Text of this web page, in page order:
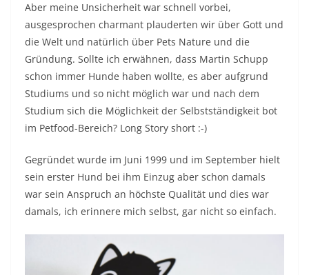
Aber meine Unsicherheit war schnell vorbei,
ausgesprochen charmant plauderten wir über Gott und
die Welt und natürlich über Pets Nature und die
Gründung. Sollte ich erwähnen, dass Martin Schupp
schon immer Hunde haben wollte, es aber aufgrund
Studiums und so nicht möglich war und nach dem
Studium sich die Möglichkeit der Selbstständigkeit bot
im Petfood-Bereich? Long Story short :-)
Gegründet wurde im Juni 1999 und im September hielt
sein erster Hund bei ihm Einzug aber schon damals
war sein Anspruch an höchste Qualität und dies war
damals, ich erinnere mich selbst, gar nicht so einfach.